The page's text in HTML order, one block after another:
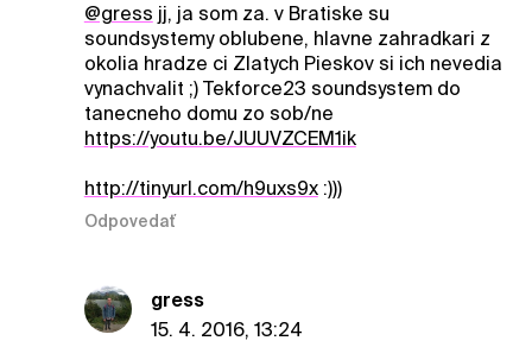
@gress jj, ja som za. v Bratiske su
soundsystemy oblubene, hlavne zahradkari z
okolia hradze ci Zlatych Pieskov si ich nevedia
vynachvalit ;) Tekforce23 soundsystem do
tanecneho domu zo sob/ne
https://youtu.be/JUUVZCEM1ik
http://tinyurl.com/h9uxs9x:)))
Odpovedať
gress
15. 4. 2016, 13:24